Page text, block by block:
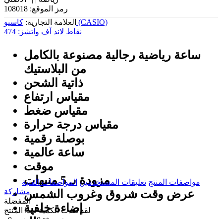
رمز الموقع: 108018
العلامة التجارية: کاسیو (CASIO)
نقاط لاند آف واتشز: 474
ساعة رياضية رجالية مصنوعة بالكامل
من البلاستيك
ذاتية الشحن
مقياس ارتفاع
مقياس ضغط
مقياس درجة حرارة
بوصلة رقمية
ساعة عالمية
موقت
مزودة بـ 5 منبهات
عرض وقت شروق وغروب الشمس
إضاءة خلفية
مواصفات المنتج تعليقات المستخدمين المواصفات الفنية
مشاركة
المفضلة
لقد نفدت الكمية لهذا المنتج